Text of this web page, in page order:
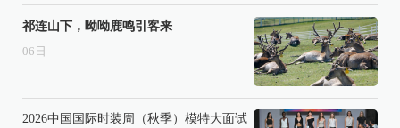
祁连山下，呦呦鹿鸣引客来
06 日
2026中国国际时装周（秋季）模特大面试